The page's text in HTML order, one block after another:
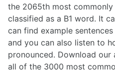
the 2065th most commonly
classified as a B1 word. It
can find example
and you can also listen to
pronounced. Download
all of the 3000 most